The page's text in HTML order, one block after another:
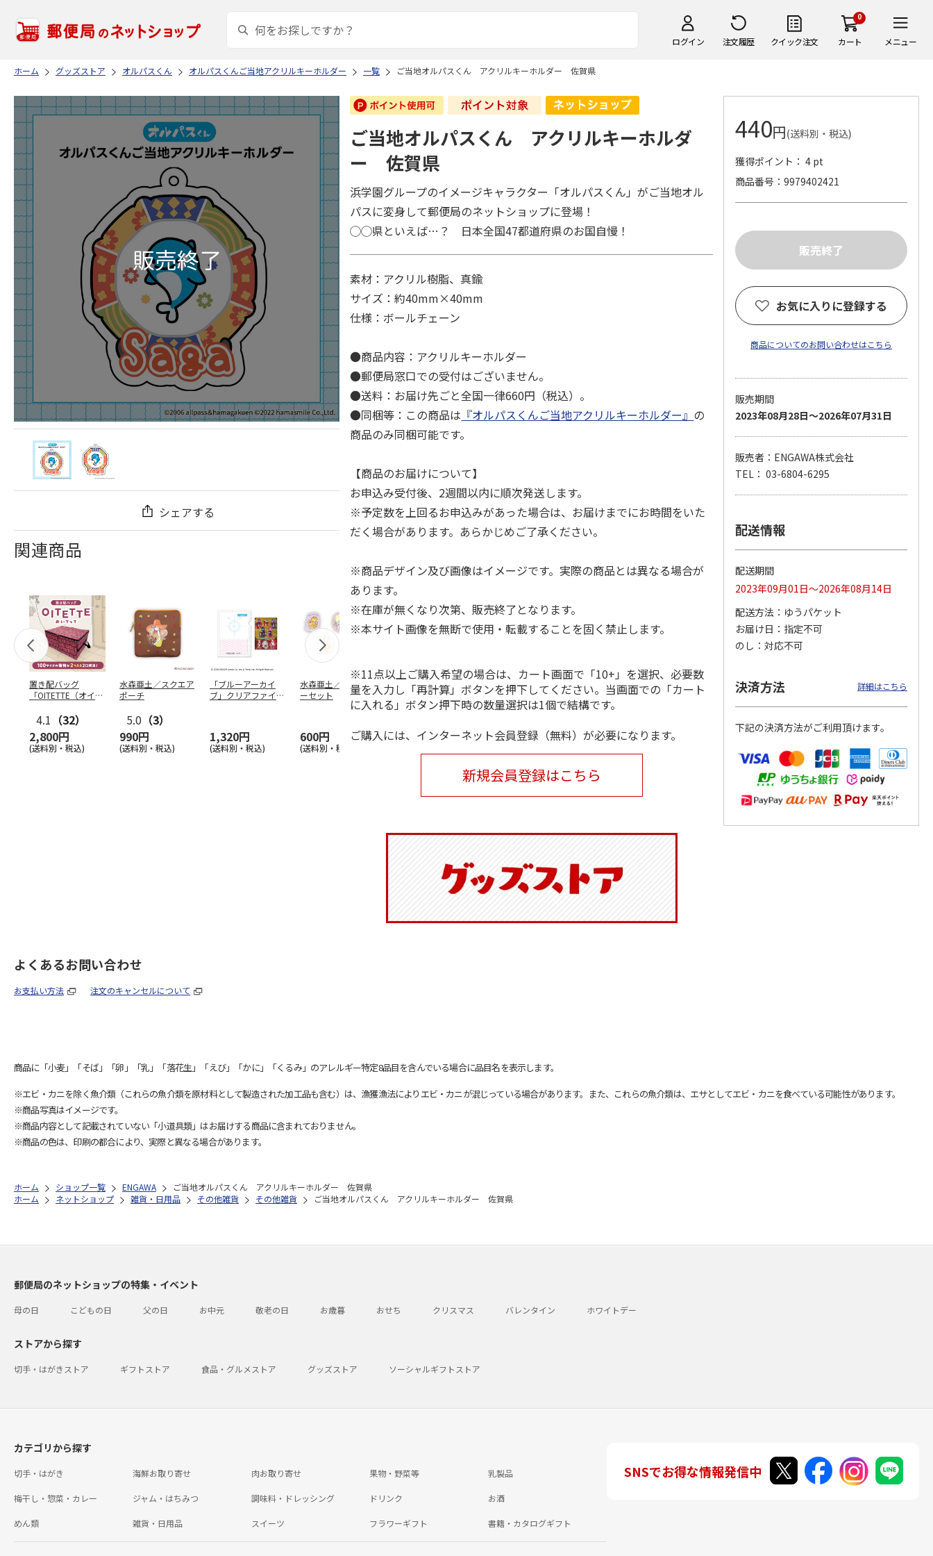
ログイン 注文履歴 クイック注文
0
カート メニュー
ホーム グッズストア オルパスくん オルパスくんご当地アクリルキーホルダー 一覧 ご当地オルパスくん アクリルキーホルダー 佐賀県
シェアする
関連商品
置き配バッグ
「OITETTE（オイテ
4.1 （32）
2,800円
(送料別・税込)
水森亜土／スクエア
ポーチ
5.0 （3）
990円
(送料別・税込)
「ブルーアーカイ
ブ」クリアファイル
1,320円
(送料別・税込)
水森亜土／ステッカ
ーセット
600円
(送料別・税込)
リラックマ／マルチ
ケース
1,100円
ポムポムプリン30th
おもちもちもちマス
コット
2,200円
アニメ『ジョジョの
奇妙な冒険 黄金の
風』チョコラータと
1,969円
令和八年七月場所
優勝力士純金製小判
605,000円
ポムポムプリン30th
おもちもちもちクッ
ション
4,950円
(送料別・税込)
リラックマ／クリア
ファイル３点セット
750円
(送料別・税込)
ご当地オルパスくん アクリルキーホルダ
ー 佐賀県
浜学園グループのイメージキャラクター「オルパスくん」がご当地オル
パスに変身して郵便局のネットショップに登場！
◯◯県といえば…？ 日本全国47都道府県のお国自慢！
素材：アクリル樹脂、真鍮
サイズ：約40mm×40mm
仕様：ボールチェーン
●商品内容：アクリルキーホルダー
●郵便局窓口での受付はございません。
●送料：お届け先ごと全国一律660円（税込）。
●同梱等：この商品は 『オルパスくんご当地アクリルキーホルダー』 の
商品のみ同梱可能です。
【商品のお届けについて】
お申込み受付後、2週間以内に順次発送します。
※予定数を上回るお申込みがあった場合は、お届けまでにお時間をいた
だく場合があります。あらかじめご了承ください。
※商品デザイン及び画像はイメージです。実際の商品とは異なる場合が
あります。
※在庫が無くなり次第、販売終了となります。
※本サイト画像を無断で使用・転載することを固く禁止します。
※11点以上ご購入希望の場合は、カート画面で「10+」を選択、必要数
量を入力し「再計算」ボタンを押下してください。当画面での「カート
に入れる」ボタン押下時の数量選択は1個で結構です。
ご購入には、インターネット会員登録（無料）が必要になります。
新規会員登録はこちら
440円(送料別・税込)
獲得ポイント： 4 pt
商品番号
9979402421
お気に入りに登録する
商品についてのお問い合わせはこちら
販売期間
2023年08月28日～2026年07月31日
販売者：ENGAWA株式会社
TEL： 03-6804-6295
配送情報
配送期間
2023年09月01日～2026年08月14日
配送方法
ゆうパケット
お届け日
指定不可
のし
対応不可
決済方法 詳細はこちら
下記の決済方法がご利用頂けます。
よくあるお問い合わせ
お支払い方法 注文のキャンセルについて
商品に「小麦」「そば」「卵」「乳」「落花生」「えび」「かに」「くるみ」のアレルギー特定8品目を含んでいる場合に品目名を表示します。
※エビ・カニを除く魚介類（これらの魚介類を原材料として製造された加工品も含む）は、漁獲漁法によりエビ・カニが混じっている場合があります。また、これらの魚介類は、エサとしてエビ・カニを食べている可能性があります。
※商品写真はイメージです。
※商品内容として記載されていない「小道具類」はお届けする商品に含まれておりません。
※商品の色は、印刷の都合により、実際と異なる場合があります。
ホーム ショップ一覧 ENGAWA
ご当地オルパスくん アクリルキーホルダー 佐賀県
ホーム
ネットショップ 雑貨・日用品 その他雑貨 その他雑貨 ご当地オルパスくん アクリルキーホルダー 佐賀県
郵便局のネットショップの特集・イベント
母の日 こどもの日 父の日 お中元 敬老の日 お歳暮 おせち クリスマス バレンタイン ホワイトデー
ストアから探す
切手・はがきストア ギフトストア 食品・グルメストア グッズストア ソーシャルギフトストア
カテゴリから探す
切手・はがき 海鮮お取り寄せ 肉お取り寄せ 果物・野菜等 乳製品
梅干し・惣菜・カレー ジャム・はちみつ 調味料・ドレッシング ドリンク お酒
めん類 雑貨・日用品 スイーツ フラワーギフト 書籍・カタログギフト
SNSでお得な情報発信中